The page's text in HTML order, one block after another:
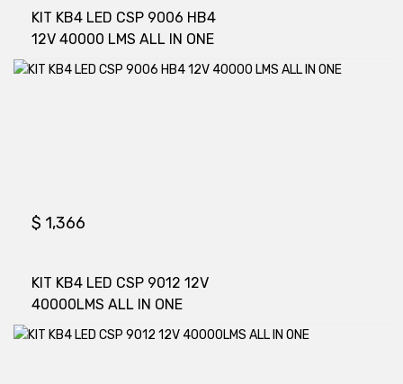
KIT KB4 LED CSP 9006 HB4
12V 40000 LMS ALL IN ONE
$ 1,366
KIT KB4 LED CSP 9012 12V
40000LMS ALL IN ONE